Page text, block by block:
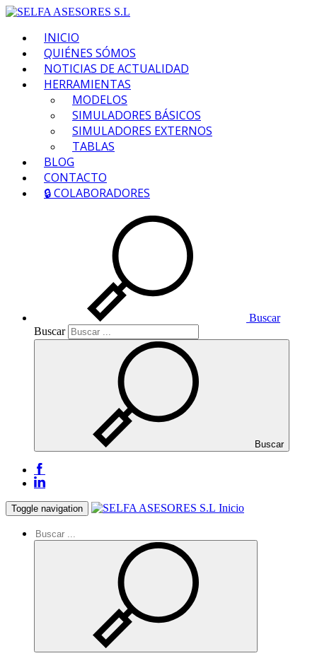
INICIO
QUIÉNES SÓMOS
NOTICIAS DE ACTUALIDAD
HERRAMIENTAS
MODELOS
SIMULADORES BÁSICOS
SIMULADORES EXTERNOS
TABLAS
BLOG
CONTACTO
🔒 COLABORADORES
Buscar
Buscar
Buscar
Toggle navigation Inicio